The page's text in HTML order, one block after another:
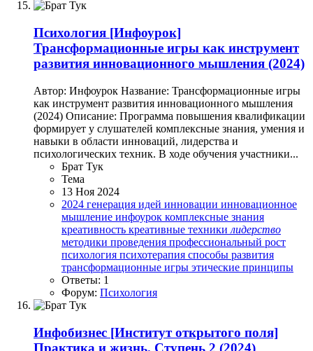
Психология [Инфоурок]
Трансформационные игры как инструмент
развития инновационного мышления (2024)
Автор: Инфоурок Название: Трансформационные игры
как инструмент развития инновационного мышления
(2024) Описание: Программа повышения квалификации
формирует у слушателей комплексные знания, умения и
навыки в области инноваций, лидерства и
психологических техник. В ходе обучения участники...
Брат Тук
Тема
13 Ноя 2024
2024 генерация идей инновации инновационное
мышление инфоурок комплексные знания
креативность креативные техники лидерство
методики проведения профессиональный рост
психология психотерапия способы развития
трансформационные игры этические принципы
Ответы: 1
Форум: Психология
Инфобизнес [Институт открытого поля]
Практика и жизнь. Ступень 2 (2024)